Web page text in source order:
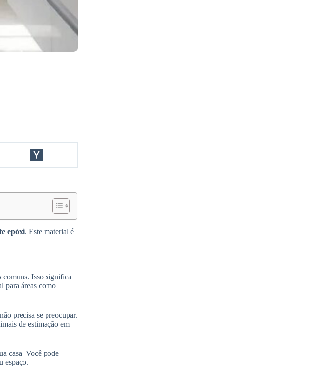
epóxi. Este material é
comuns. Isso significa
para áreas como
precisa se preocupar.
de estimação em
casa. Você pode
espaço.